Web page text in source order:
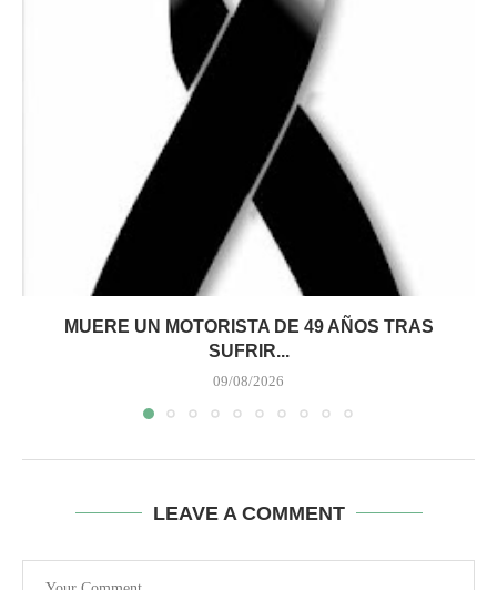
MUERE UN MOTORISTA DE 49 AÑOS TRAS
SUFRIR...
09/08/2026
LEAVE A COMMENT